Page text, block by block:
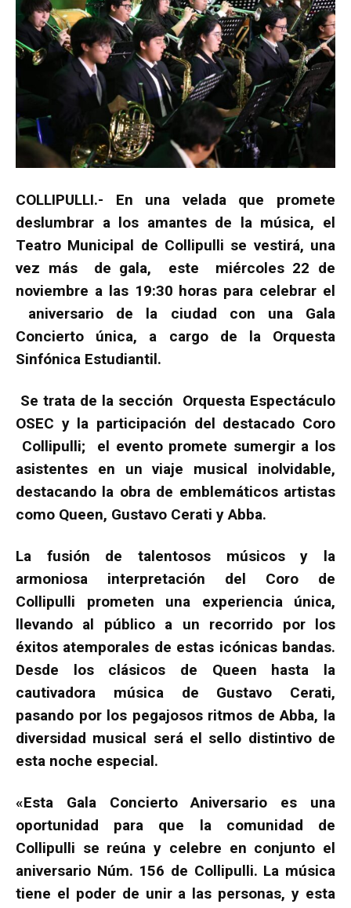
COLLIPULLI.- En una velada que promete
deslumbrar a los amantes de la música, el
Teatro Municipal de Collipulli se vestirá, una
vez más de gala, este miércoles 22 de
noviembre a las 19:30 horas para celebrar el
aniversario de la ciudad con una Gala
Concierto única, a cargo de la Orquesta
Sinfónica Estudiantil.
Se trata de la sección Orquesta Espectáculo
OSEC y la participación del destacado Coro
Collipulli; el evento promete sumergir a los
asistentes en un viaje musical inolvidable,
destacando la obra de emblemáticos artistas
como Queen, Gustavo Cerati y Abba.
La fusión de talentosos músicos y la
armoniosa interpretación del Coro de
Collipulli prometen una experiencia única,
llevando al público a un recorrido por los
éxitos atemporales de estas icónicas bandas.
Desde los clásicos de Queen hasta la
cautivadora música de Gustavo Cerati,
pasando por los pegajosos ritmos de Abba, la
diversidad musical será el sello distintivo de
esta noche especial.
«Esta Gala Concierto Aniversario es una
oportunidad para que la comunidad de
Collipulli se reúna y celebre en conjunto el
aniversario Núm. 156 de Collipulli. La música
tiene el poder de unir a las personas, y esta